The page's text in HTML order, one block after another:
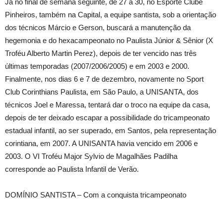
Já no final de semana seguinte, de 27 a 30, no Esporte Clube
Pinheiros, também na Capital, a equipe santista, sob a orientação
dos técnicos Márcio e Gerson, buscará a manutenção da
hegemonia e do hexacampeonato no Paulista Júnior & Sênior (X
Troféu Alberto Martin Perez), depois de ter vencido nas três
últimas temporadas (2007/2006/2005) e em 2003 e 2000.
Finalmente, nos dias 6 e 7 de dezembro, novamente no Sport
Club Corinthians Paulista, em São Paulo, a UNISANTA, dos
técnicos Joel e Maressa, tentará dar o troco na equipe da casa,
depois de ter deixado escapar a possibilidade do tricampeonato
estadual infantil, ao ser superado, em Santos, pela representação
corintiana, em 2007. A UNISANTA havia vencido em 2006 e
2003. O VI Troféu Major Sylvio de Magalhães Padilha
corresponde ao Paulista Infantil de Verão.
DOMÍNIO SANTISTA – Com a conquista tricampeonato